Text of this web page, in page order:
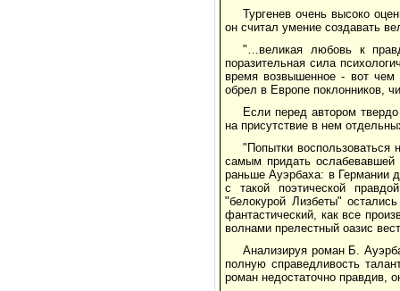
Тургенев очень высоко
он считал умение создавать
"…великая любовь к
поразительная сила
время возвышенное - вот чем
обрел в Европе поклонников,
Если перед автором
на присутствие в нем
"Попытки
самым придать ослабевавшей
раньше Ауэрбаха: в Германии
с такой поэтической
"белокурой Лизбеты"
фантастический, как все
волнами прелестный оазис
Анализируя роман Б.
полную справедливость
роман недостаточно правдив,